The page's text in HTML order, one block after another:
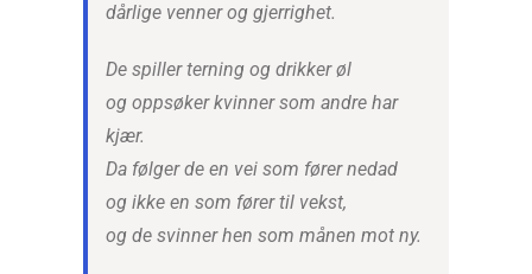
dårlige venner og gjerrighet.
De spiller terning og drikker øl
og oppsøker kvinner som andre har
kjær.
Da følger de en vei som fører nedad
og ikke en som fører til vekst,
og de svinner hen som månen mot ny.